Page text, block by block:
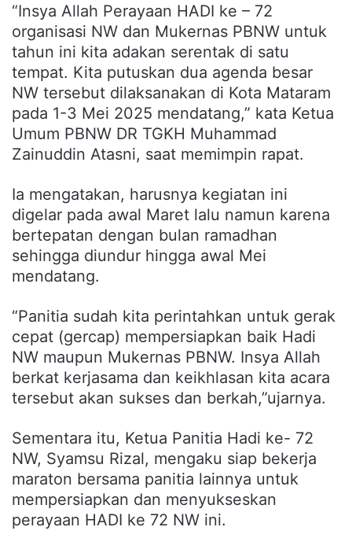
“Insya Allah Perayaan HADI ke – 72
organisasi NW dan Mukernas PBNW untuk
tahun ini kita adakan serentak di satu
tempat. Kita putuskan dua agenda besar
NW tersebut dilaksanakan di Kota Mataram
pada 1-3 Mei 2025 mendatang,” kata Ketua
Umum PBNW DR TGKH Muhammad
Zainuddin Atasni, saat memimpin rapat.
Ia mengatakan, harusnya kegiatan ini
digelar pada awal Maret lalu namun karena
bertepatan dengan bulan ramadhan
sehingga diundur hingga awal Mei
mendatang.
“Panitia sudah kita perintahkan untuk gerak
cepat (gercap) mempersiapkan baik Hadi
NW maupun Mukernas PBNW. Insya Allah
berkat kerjasama dan keikhlasan kita acara
tersebut akan sukses dan berkah,”ujarnya.
Sementara itu, Ketua Panitia Hadi ke- 72
NW, Syamsu Rizal, mengaku siap bekerja
maraton bersama panitia lainnya untuk
mempersiapkan dan menyukseskan
perayaan HADI ke 72 NW ini.